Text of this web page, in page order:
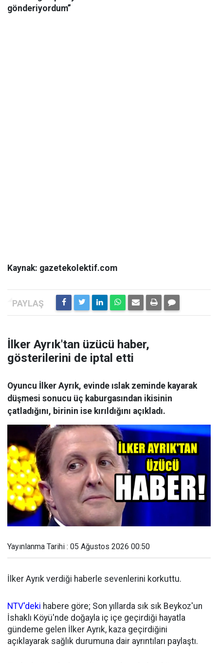
gönderiyordum”
Kaynak: gazetekolektif.com
İlker Ayrık'tan üzücü haber,
gösterilerini de iptal etti
Oyuncu İlker Ayrık, evinde ıslak zeminde kayarak
düşmesi sonucu üç kaburgasından ikisinin
çatladığını, birinin ise kırıldığını açıkladı.
Yayınlanma Tarihi : 05 Ağustos 2026 00:50
İlker Ayrık verdiği haberle sevenlerini korkuttu.
NTV'deki habere göre; Son yıllarda sık sık Beykoz'un
İshaklı Köyü'nde doğayla iç içe geçirdiği hayatla
gündeme gelen İlker Ayrık, kaza geçirdiğini
açıklayarak sağlık durumuna dair ayrıntıları paylaştı.